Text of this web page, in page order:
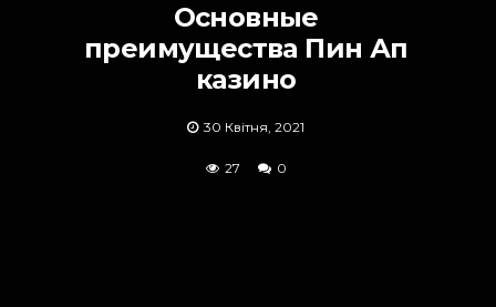
Основные
преимущества Пин Ап
казино
30 Квітня, 2021
27 0